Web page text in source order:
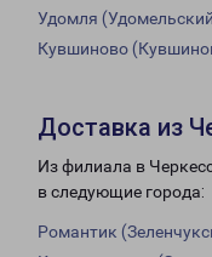
Удомля
Кувшиново
Доставка из
Из филиала в
в следующие города:
Романтик